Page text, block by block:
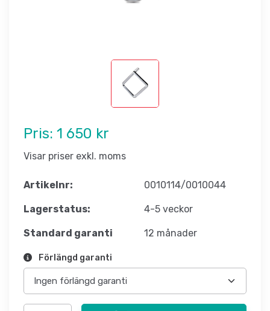
Pris: 1 650 kr
Visar priser exkl. moms
Artikelnr: 0010114/0010044
Lagerstatus: 4-5 veckor
Standard garanti 12 månader
Förlängd garanti